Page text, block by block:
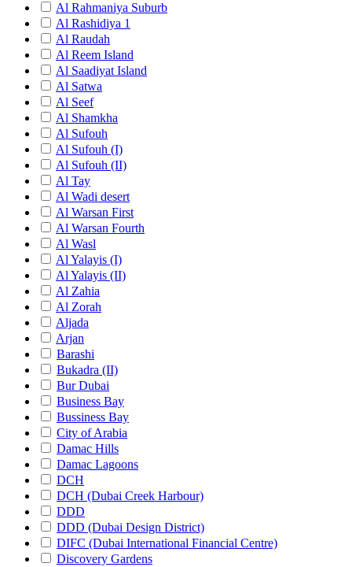
Al Rahmaniya Suburb
Al Rashidiya 1
Al Raudah
Al Reem Island
Al Saadiyat Island
Al Satwa
Al Seef
Al Shamkha
Al Sufouh
Al Sufouh (I)
Al Sufouh (II)
Al Tay
Al Wadi desert
Al Warsan First
Al Warsan Fourth
Al Wasl
Al Yalayis (I)
Al Yalayis (II)
Al Zahia
Al Zorah
Aljada
Arjan
Barashi
Bukadra (II)
Bur Dubai
Business Bay
Bussiness Bay
City of Arabia
Damac Hills
Damac Lagoons
DCH
DCH (Dubai Creek Harbour)
DDD
DDD (Dubai Design District)
DIFC (Dubai International Financial Centre)
Discovery Gardens